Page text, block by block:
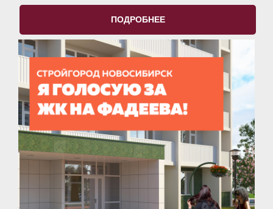
ПОДРОБНЕЕ